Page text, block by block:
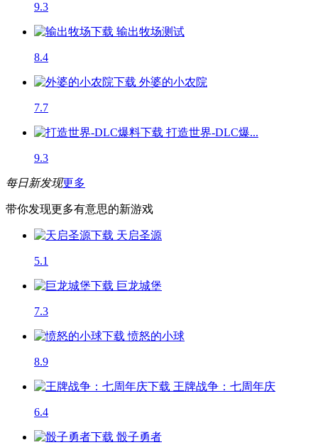
9.3
输出牧场测试
8.4
外婆的小农院
7.7
打造世界-DLC爆...
9.3
每日新发现更多
带你发现更多有意思的新游戏
天启圣源
5.1
巨龙城堡
7.3
愤怒的小球
8.9
王牌战争：七周年庆
6.4
骰子勇者